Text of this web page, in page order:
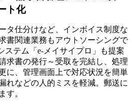
ト化
タ仕分けなど、インボイス制度な
書関連業務もアウトソーシングで
ステム「e-メイサイプロ」も提案
求書の発行～受取を完結し、処理
に、管理画面上で対応状況を簡単
れなどの人的ミスを軽減。郵送に
す。